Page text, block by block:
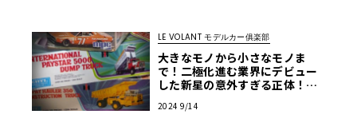
LE VOLANT モデルカー俱楽部
大きなモノから小さなモノま
で！二極化進む業界にデビュー
した新星の意外すぎる正体！
ニクル】第34回
2024 9/14